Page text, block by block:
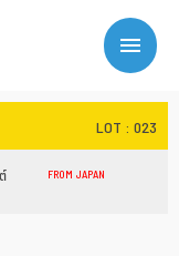
LOT : 023
FROM JAPAN